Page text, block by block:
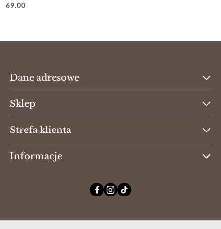
Cena:
69.00
Dane adresowe
Sklep
Strefa klienta
Informacje